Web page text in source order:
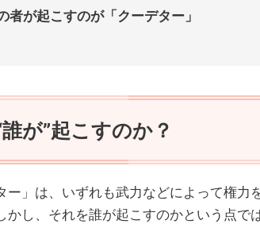
者が起こすのが「クーデター」
が”起こすのか？
ー」は、いずれも武力などによって権力
かし、それを誰が起こすのかという点で